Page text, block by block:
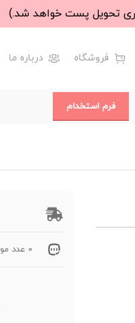
فروشگاه درباره ما
فرم استخدام
0 عدد موجود در انبار